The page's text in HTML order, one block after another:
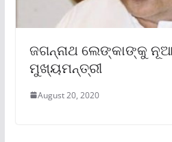
ଜଗନ୍ନାଥ ଲେଙ୍କାଙ୍କୁ
ମୁଖ୍ୟମନ୍ତ୍ରୀ
August 20, 2020